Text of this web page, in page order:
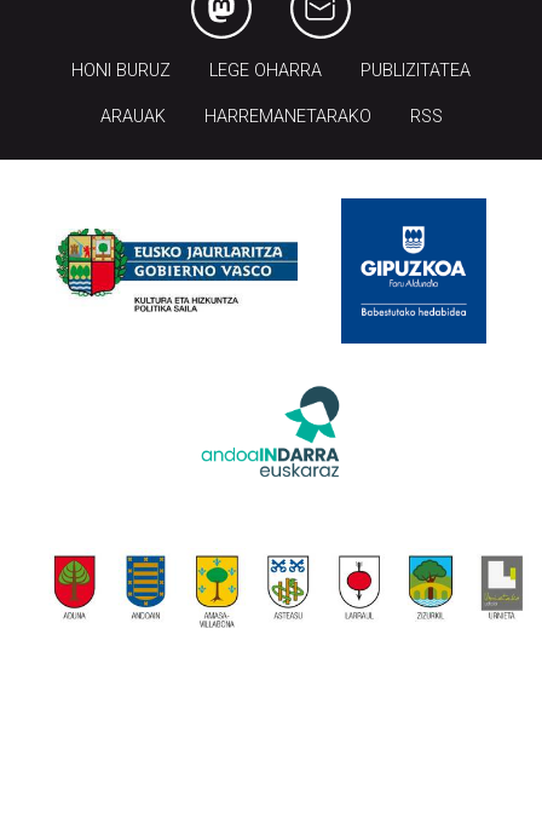
HONI BURUZ LEGE OHARRA PUBLIZITATEA
ARAUAK HARREMANETARAKO RSS